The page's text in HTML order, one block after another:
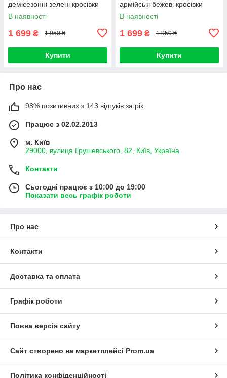
демісезонні зелені кросівки
військові легкі
В наявності
1 699 ₴ 1 950 ₴
Купити
армійські бежеві кросівки
військові на осінь
В наявності
1 699 ₴ 1 950 ₴
Купити
Про нас
98% позитивних з 143 відгуків за рік
Працює з 02.02.2013
м. Київ
29000, вулиця Грушевського, 82, Київ, Україна
Контакти
Сьогодні працює з 10:00 до 19:00
Показати весь графік роботи
Про нас
Контакти
Доставка та оплата
Графік роботи
Повна версія сайту
Сайт створено на маркетплейсі Prom.ua
Політика конфіденційності